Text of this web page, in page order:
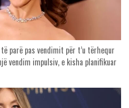
parë pas vendimit për t’u tërhequr
vendim impulsiv, e kisha planifikuar